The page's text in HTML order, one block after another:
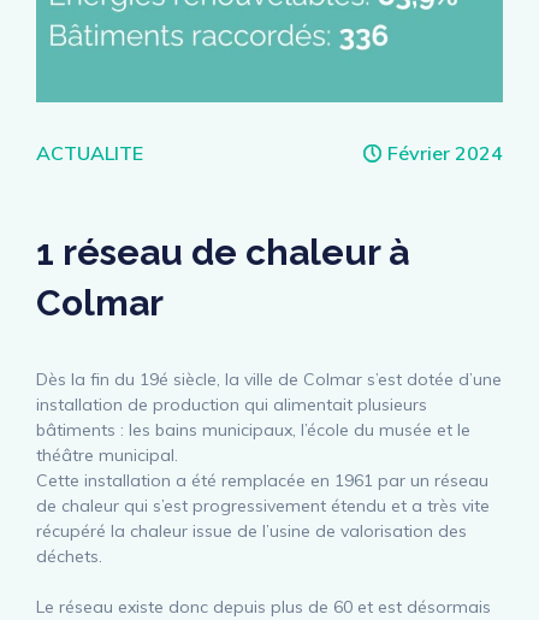
Catégories
ACTUALITE Février 2024
1 réseau de chaleur à
Colmar
Dès la fin du 19é siècle, la ville de Colmar s’est dotée d’une
installation de production qui alimentait plusieurs
bâtiments : les bains municipaux, l’école du musée et le
théâtre municipal.
Cette installation a été remplacée en 1961 par un réseau
de chaleur qui s’est progressivement étendu et a très vite
récupéré la chaleur issue de l’usine de valorisation des
déchets.
Le réseau existe donc depuis plus de 60 et est désormais